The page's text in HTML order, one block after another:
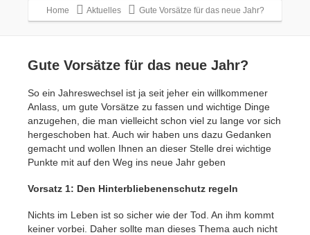
Home Aktuelles Gute Vorsätze für das neue Jahr?
Gute Vorsätze für das neue Jahr?
So ein Jahreswechsel ist ja seit jeher ein willkommener
Anlass, um gute Vorsätze zu fassen und wichtige Dinge
anzugehen, die man vielleicht schon viel zu lange vor sich
hergeschoben hat. Auch wir haben uns dazu Gedanken
gemacht und wollen Ihnen an dieser Stelle drei wichtige
Punkte mit auf den Weg ins neue Jahr geben
Vorsatz 1: Den Hinterbliebenenschutz regeln
Nichts im Leben ist so sicher wie der Tod. An ihm kommt
keiner vorbei. Daher sollte man dieses Thema auch nicht